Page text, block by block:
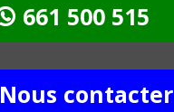
661 500 515
Nous contacter